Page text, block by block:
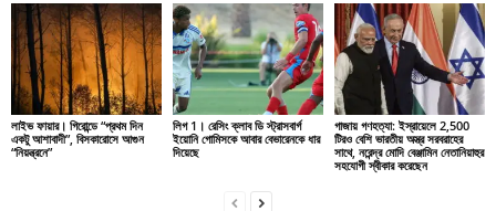
লাইভ ফায়ার। গিরোন্ডে “প্রথম দিন
একটু আশাবাদী”, বিসকারোসে আগুন
“নিয়ন্ত্রনে”
লিগ 1। রেসিং ক্লাব ডি স্ট্রাসবার্গ
ইয়োনি গোমিসকে আবার বেভারেনকে ধার
দিয়েছে
গাজায় গণহত্যা: ইস্রায়েলে 2,500
টিরও বেশি ভারতীয় অস্ত্র সরবরাহের
সাথে, নরেন্দ্র মোদি বেঞ্জামিন নেতানিয়াহুর
সহযোগী স্বীকার করেছেন